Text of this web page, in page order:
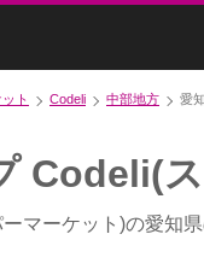
ト Codeli 中部地方 愛
Codeli(
マーケット)の愛知県